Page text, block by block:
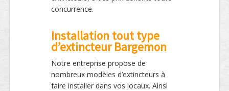
concurrence.
Installation tout type
d’extincteur Bargemon
Notre entreprise propose de
nombreux modèles d’extincteurs à
faire installer dans vos locaux. Ainsi